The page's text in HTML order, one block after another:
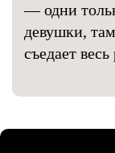
— одни
девушки,
съедает